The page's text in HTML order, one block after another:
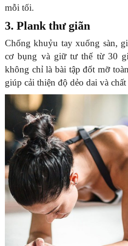
mỗi tối.
3. Plank thư giãn
Chống khuỷu tay xuống sàn,
cơ bụng và giữ tư thế từ 30
không chỉ là bài tập đốt mỡ
giúp cải thiện độ dẻo dai và